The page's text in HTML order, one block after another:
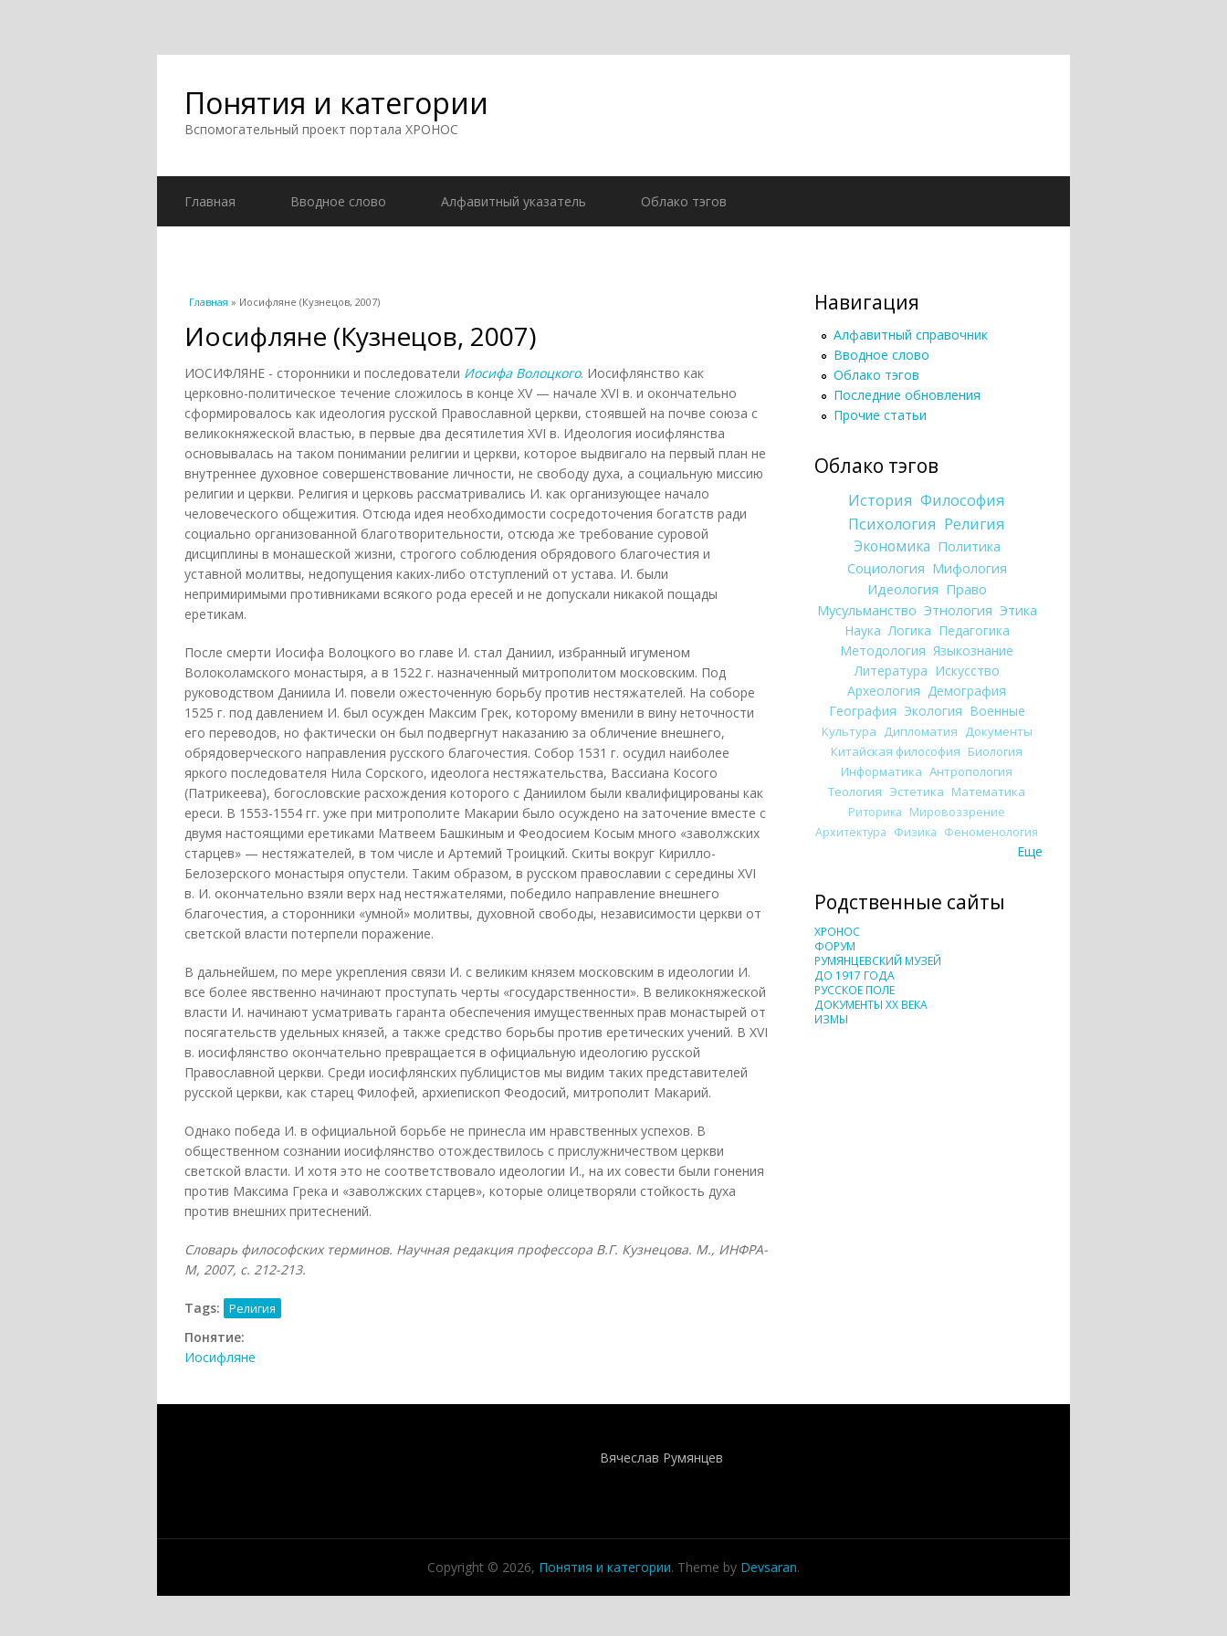
Понятия и категории
Вспомогательный проект портала ХРОНОС
Главная Вводное слово Алфавитный указатель Облако тэгов
Вы здесь
Главная » Иосифляне (Кузнецов, 2007)
Иосифляне (Кузнецов, 2007)
ИОСИФЛЯНЕ - сторонники и последователи Иосифа Волоцкого. Иосифлянство как
церковно-политическое течение сложилось в конце XV — начале XVI в. и окончательно
сформировалось как идеология русской Православной церкви, стоявшей на почве союза с
великокняжеской властью, в первые два десятилетия XVI в. Идеология иосифлянства
основывалась на таком понимании религии и церкви, которое выдвигало на первый план не
внутреннее духовное совершенствование личности, не свободу духа, а социальную миссию
религии и церкви. Религия и церковь рассматривались И. как организующее начало
человеческого общежития. Отсюда идея необходимости сосредоточения богатств ради
социально организованной благотворительности, отсюда же требование суровой
дисциплины в монашеской жизни, строгого соблюдения обрядового благочестия и
уставной молитвы, недопущения каких-либо отступлений от устава. И. были
непримиримыми противниками всякого рода ересей и не допускали никакой пощады
еретикам.
После смерти Иосифа Волоцкого во главе И. стал Даниил, избранный игуменом
Волоколамского монастыря, а в 1522 г. назначенный митрополитом московским. Под
руководством Даниила И. повели ожесточенную борьбу против нестяжателей. На соборе
1525 г. под давлением И. был осужден Максим Грек, которому вменили в вину неточности
его переводов, но фактически он был подвергнут наказанию за обличение внешнего,
обрядоверческого направления русского благочестия. Собор 1531 г. осудил наиболее
яркого последователя Нила Сорского, идеолога нестяжательства, Вассиана Косого
(Патрикеева), богословские расхождения которого с Даниилом были квалифицированы как
ереси. В 1553-1554 гг. уже при митрополите Макарии было осуждено на заточение вместе с
двумя настоящими еретиками Матвеем Башкиным и Феодосием Косым много «заволжских
старцев» — нестяжателей, в том числе и Артемий Троицкий. Скиты вокруг Кирилло-
Белозерского монастыря опустели. Таким образом, в русском православии с середины XVI
в. И. окончательно взяли верх над нестяжателями, победило направление внешнего
благочестия, а сторонники «умной» молитвы, духовной свободы, независимости церкви от
светской власти потерпели поражение.
В дальнейшем, по мере укрепления связи И. с великим князем московским в идеологии И.
все более явственно начинают проступать черты «государственности». В великокняжеской
власти И. начинают усматривать гаранта обеспечения имущественных прав монастырей от
посягательств удельных князей, а также средство борьбы против еретических учений. В XVI
в. иосифлянство окончательно превращается в официальную идеологию русской
Православной церкви. Среди иосифлянских публицистов мы видим таких представителей
русской церкви, как старец Филофей, архиепископ Феодосий, митрополит Макарий.
Однако победа И. в официальной борьбе не принесла им нравственных успехов. В
общественном сознании иосифлянство отождествилось с прислужничеством церкви
светской власти. И хотя это не соответствовало идеологии И., на их совести были гонения
против Максима Грека и «заволжских старцев», которые олицетворяли стойкость духа
против внешних притеснений.
Словарь философских терминов. Научная редакция профессора В.Г. Кузнецова. М., ИНФРА-
М, 2007, с. 212-213.
Tags: Религия
Понятие:
Иосифляне
Навигация
Алфавитный справочник
Вводное слово
Облако тэгов
Последние обновления
Прочие статьи
Облако тэгов
История Философия
Психология Религия
Экономика Политика
Социология Мифология
Идеология Право
Мусульманство Этнология Этика
Наука Логика Педагогика
Методология Языкознание
Литература Искусство
Археология Демография
География Экология Военные
Культура Дипломатия Документы
Китайская философия Биология
Информатика Антропология
Теология Эстетика Математика
Риторика Мировоззрение
Архитектура Физика Феноменология
Еще
Родственные сайты
ХРОНОС
ФОРУМ
РУМЯНЦЕВСКИЙ МУЗЕЙ
ДО 1917 ГОДА
РУССКОЕ ПОЛЕ
ДОКУМЕНТЫ XX ВЕКА
ИЗМЫ
Вячеслав Румянцев
Copyright © 2026, Понятия и категории. Theme by Devsaran.